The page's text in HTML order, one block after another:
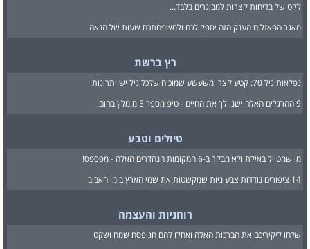
לקט של בדיחות קצרות למבוגרים בלבד...
מאגר הפאזלים הענק הזה יספק לכם ולמשפחתכם שעות של הנאה
רץ ברשת
נפלאות גיל 70: קטע קצר ומשעשע שמוכיח שלכל גיל יש יתרונות!
9 ההרגלים האלה ישנו לך את החיים - טיפ מספר 5 מומלץ בחום!
טיולים וטבע
מי שמטייל באילת ולא מבקר ב-6 המקומות הנהדרים האלה - מפספס!
14 ציפורים נודדות צבעוניות שמקשטות את שמי הארץ בימי האביב
רוחניות והעצמה
שלחו ליקיריכם את הברכות האלה ואחלו להם חג פסח שמח ושקט